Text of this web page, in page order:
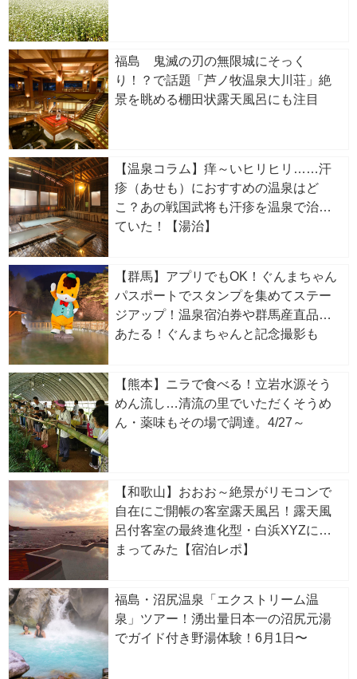
福島 鬼滅の刃の無限城にそっく
り！？で話題「芦ノ牧温泉大川荘」絶
景を眺める棚田状露天風呂にも注目
【温泉コラム】痒～いヒリヒリ……汗
疹（あせも）におすすめの温泉はど
こ？あの戦国武将も汗疹を温泉で治し
ていた！【湯治】
【群馬】アプリでもOK！ぐんまちゃん
パスポートでスタンプを集めてステー
ジアップ！温泉宿泊券や群馬産直品が
あたる！ぐんまちゃんと記念撮影も
【熊本】ニラで食べる！立岩水源そう
めん流し…清流の里でいただくそうめ
ん・薬味もその場で調達。4/27～
【和歌山】おおお～絶景がリモコンで
自在にご開帳の客室露天風呂！露天風
呂付客室の最終進化型・白浜XYZに泊
まってみた【宿泊レポ】
福島・沼尻温泉「エクストリーム温
泉」ツアー！湧出量日本一の沼尻元湯
でガイド付き野湯体験！6月1日〜